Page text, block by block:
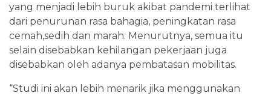
yang menjadi lebih buruk akibat pandemi terlihat
dari penurunan rasa bahagia, peningkatan rasa
cemah,sedih dan marah. Menurutnya, semua itu
selain disebabkan kehilangan pekerjaan juga
disebabkan oleh adanya pembatasan mobilitas.
“Studi ini akan lebih menarik jika menggunakan